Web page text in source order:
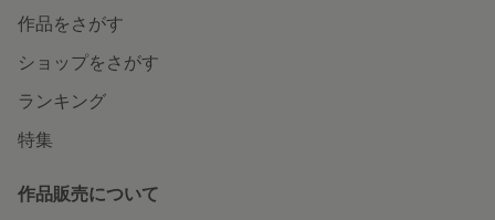
作品をさがす
ショップをさがす
ランキング
特集
作品販売について